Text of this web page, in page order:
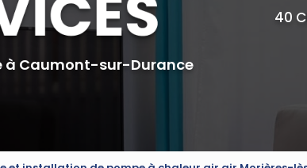
à Caumont-sur-Durance
40